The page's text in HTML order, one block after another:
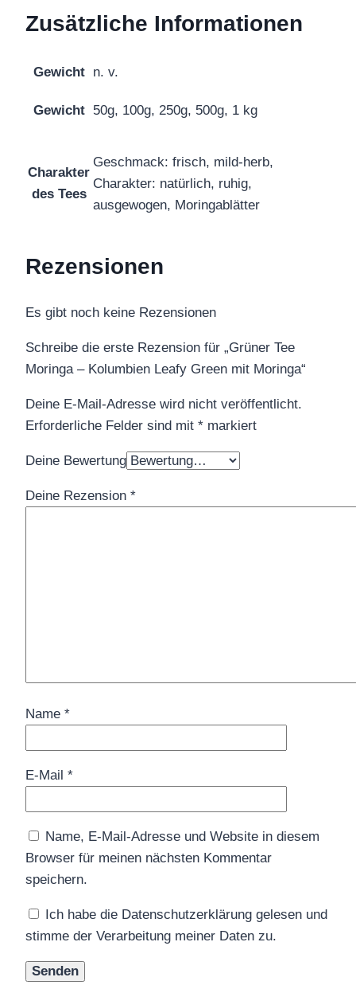
Zusätzliche Informationen
Gewicht n. v.
Gewicht 50g, 100g, 250g, 500g, 1 kg
Charakter
des Tees
Geschmack: frisch, mild-herb,
Charakter: natürlich, ruhig,
ausgewogen, Moringablätter
Rezensionen
Es gibt noch keine Rezensionen
Schreibe die erste Rezension für „Grüner Tee
Moringa – Kolumbien Leafy Green mit Moringa“
Deine E-Mail-Adresse wird nicht veröffentlicht.
Erforderliche Felder sind mit * markiert
Deine Bewertung
Deine Rezension *
Name *
E-Mail *
Name, E-Mail-Adresse und Website in diesem
Browser für meinen nächsten Kommentar
speichern.
Ich habe die Datenschutzerklärung gelesen und
stimme der Verarbeitung meiner Daten zu.